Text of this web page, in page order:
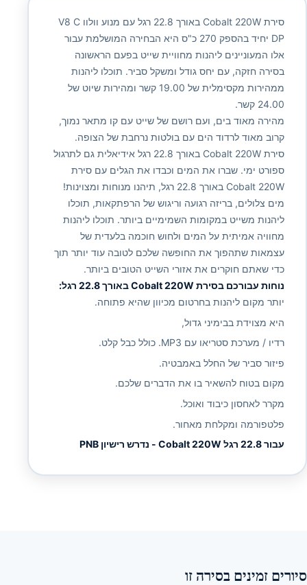
סירת Cobalt 220W באורך 22.8 רגל עם מנוע וולוו V8 C
DP יחיד בהספק 270 כ"ס היא הבחירה המושלמת עבור
אלו המעוניינים ליהנות מחוויית שייט בפעם הראשונה
בסירה חזקה, עם יחס גודל ומשקל סביר. תוכלו ליהנות
ממהירות מקסימלית של 19.00 קשר ומהירות שיוט של
24.00 קשר.
מהירה מאוד בים, ועם רושם של שייט עם קו מתאר נמוך,
קרוב מאוד לרדוד הים עם בולטות נרחבת של הצופה.
סירת Cobalt 220W באורך 22.8 רגל אידיאלית גם לתרגול
ספורט ימי. שברו את המים וכבדו את הגלים עם סירת
Cobalt 220W באורך 22.8 רגל, תיהנו מנוחות ומצוינות!
מים צלולים, בריזה רגועה וריגוש של הרפתקאות, תוכלו
ליהנות משייט במקומות השמימיים ביותר. תוכלו ליהנות
מחוויה אמיתית על המים ולחוש חוכמה בלעדית של
עצמאות שתהפוך את החופשה שלכם לטובה עוד יותר תוך
כדי שאתם חוקרים את אזורי השייט הטובים ביותר.
נוחות עבורכם בסירת Cobalt 220W באורך 22.8 רגל:
יותר מקום ליהנות בחרטום מכיוון שהיא פתוחה.
היא מצוידת בבימיני גדול,
רדיו / מערכת סטריאו עם MP3. כולל כבל קלט.
פיזור סביר של החלל באמבטיה.
מקום בטוח להשאיר בו את הדברים שלכם.
מקרר לאחסון כיבוד ואוכל.
פלטפורמה ומקלחת מאחור.
עבור 22.8 רגל Cobalt 220W - נדרש רישיון PNB
סיורים זמינים בסירה זו